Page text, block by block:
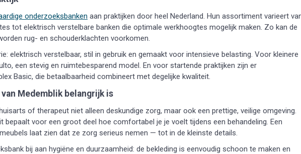
onderzoeksbanken aan praktijken door heel Nederland. Hun assortiment varieert
tot elektrisch verstelbare banken die optimale werkhoogtes mogelijk maken. Zo kan de
rug- en schouderklachten voorkomen.
elektrisch verstelbaar, stil in gebruik en gemaakt voor intensieve belasting. Voor kleinere
een stevig en ruimtebesparend model. En voor startende praktijken zijn er
Basic, die betaalbaarheid combineert met degelijke kwaliteit.
Medemblik belangrijk is
of therapeut niet alleen deskundige zorg, maar ook een prettige, veilige omgeving.
voor een groot deel hoe comfortabel je je voelt tijdens een behandeling. Een
laat zien dat ze zorg serieus nemen — tot in de kleinste details.
bij aan hygiëne en duurzaamheid: de bekleding is eenvoudig schoon te maken en